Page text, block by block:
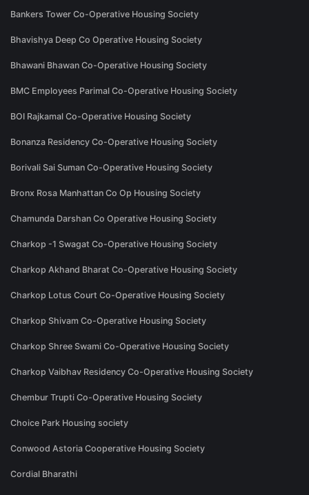
Bankers Tower Co-Operative Housing Society
Bhavishya Deep Co Operative Housing Society
Bhawani Bhawan Co-Operative Housing Society
BMC Employees Parimal Co-Operative Housing Society
BOI Rajkamal Co-Operative Housing Society
Bonanza Residency Co-Operative Housing Society
Borivali Sai Suman Co-Operative Housing Society
Bronx Rosa Manhattan Co Op Housing Society
Chamunda Darshan Co Operative Housing Society
Charkop -1 Swagat Co-Operative Housing Society
Charkop Akhand Bharat Co-Operative Housing Society
Charkop Lotus Court Co-Operative Housing Society
Charkop Shivam Co-Operative Housing Society
Charkop Shree Swami Co-Operative Housing Society
Charkop Vaibhav Residency Co-Operative Housing Society
Chembur Trupti Co-Operative Housing Society
Choice Park Housing society
Conwood Astoria Cooperative Housing Society
Cordial Bharathi